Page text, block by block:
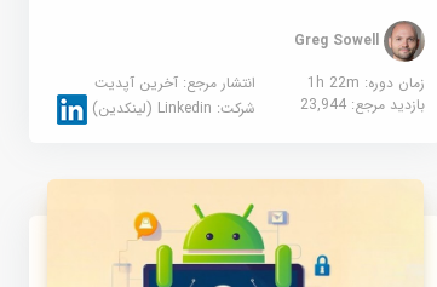
Greg Sowell
زمان دوره: 1h 22m
انتشار مرجع:آخرین آپدیت
بازدید مرجع: 23,944 شرکت: Linkedin (لینکدین)